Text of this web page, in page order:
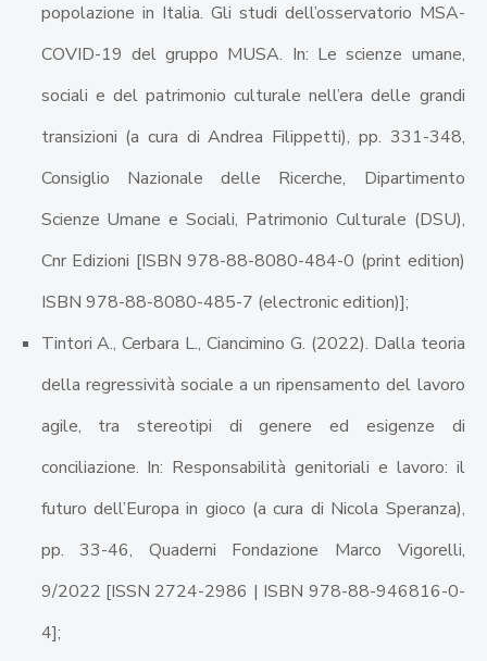
popolazione in Italia. Gli studi dell’osservatorio MSA-
COVID-19 del gruppo MUSA. In: Le scienze umane,
sociali e del patrimonio culturale nell’era delle grandi
transizioni (a cura di Andrea Filippetti), pp. 331-348,
Consiglio Nazionale delle Ricerche, Dipartimento
Scienze Umane e Sociali, Patrimonio Culturale (DSU),
Cnr Edizioni [ISBN 978-88-8080-484-0 (print edition)
ISBN 978-88-8080-485-7 (electronic edition)];
Tintori A., Cerbara L., Ciancimino G. (2022). Dalla teoria
della regressività sociale a un ripensamento del lavoro
agile, tra stereotipi di genere ed esigenze di
conciliazione. In: Responsabilità genitoriali e lavoro: il
futuro dell’Europa in gioco (a cura di Nicola Speranza),
pp. 33-46, Quaderni Fondazione Marco Vigorelli,
9/2022 [ISSN 2724-2986 | ISBN 978-88-946816-0-
4];